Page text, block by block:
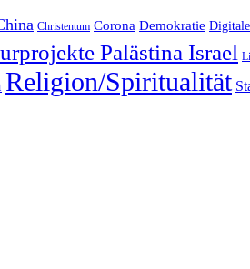
Christentum Corona Demokratie
Palästina Israel
Religion/Spiritualität